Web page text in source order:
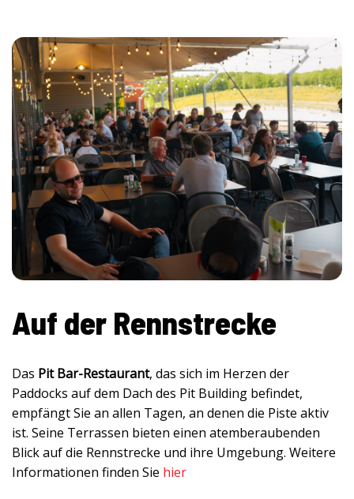
Auf der Rennstrecke
Das Pit Bar-Restaurant, das sich im Herzen der
Paddocks auf dem Dach des Pit Building befindet,
empfängt Sie an allen Tagen, an denen die Piste aktiv
ist. Seine Terrassen bieten einen atemberaubenden
Blick auf die Rennstrecke und ihre Umgebung. Weitere
Informationen finden Sie hier